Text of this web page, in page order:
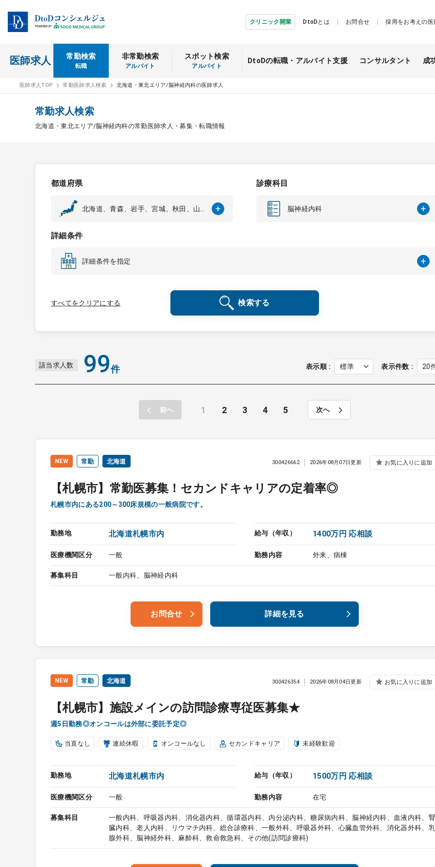
クリニック開業 DtoDとは お問合せ 採用をお考えの
医師求人 常勤検索
転職
非常勤検索
アルバイト
スポット検索
アルバイト
DtoDの転職・ アルバイト支援 コンサルタント 成
医師求人TOP 常勤医師求人検索 北海道・東北エリア/脳神経内科の医師求人
常勤求人検索
北海道・東北エリア/脳神経内科の常勤医師求人・募集・転職情報
都道府県
北海道、青森、岩手、宮城、秋田、山
診療科目
脳神経内科
詳細条件
詳細条件を指定
検索する
すべてをクリアにする
該当求人数 99件 表示順 表示件数
前へ 1 2 3 4 5 次へ
NEW 常勤 北海道
【札幌市】常勤医募集！セカンドキャリアの定着率◎
札幌市内にある200～300床規模の一般病院です。
300426662 2026年08月07日更新 お気に入りに追加
勤務地 北海道札幌市内 給与（年収） 1400万円 応相談
医療機関区分 一般 勤務内容 外来、病棟
募集科目 一般内科、脳神経内科
お問合せ 詳細を見る
NEW 常勤 北海道
【札幌市】施設メインの訪問診療専従医募集★
週5日勤務◎オンコールは外部に委託予定◎
300426354 2026年08月04日更新 お気に入りに追加
当直なし 連続休暇 オンコールなし セカンドキャリア 未経験歓迎
勤務地 北海道札幌市内 給与（年収） 1500万円 応相談
医療機関区分 一般 勤務内容 在宅
募集科目
一般内科、呼吸器内科、消化器内科、循環器内科、内分泌内科、糖尿病内科、脳神経内科、血液内科、
臓内科、老人内科、リウマチ内科、総合診療科、一般外科、呼吸器外科、心臓血管外科、消化器外科、
腺外科、脳神経外科、麻酔科、救命救急科、その他(訪問診療科)